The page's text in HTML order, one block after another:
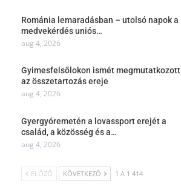
Románia lemaradásban – utolsó napok a
medvekérdés uniós…
aug 4, 2026
Gyimesfelsőlokon ismét megmutatkozott
az összetartozás ereje
aug 4, 2026
Gyergyóremetén a lovassport erejét a
család, a közösség és a…
aug 4, 2026
ELŐZŐ KÖVETKEZŐ 1 A 1 414